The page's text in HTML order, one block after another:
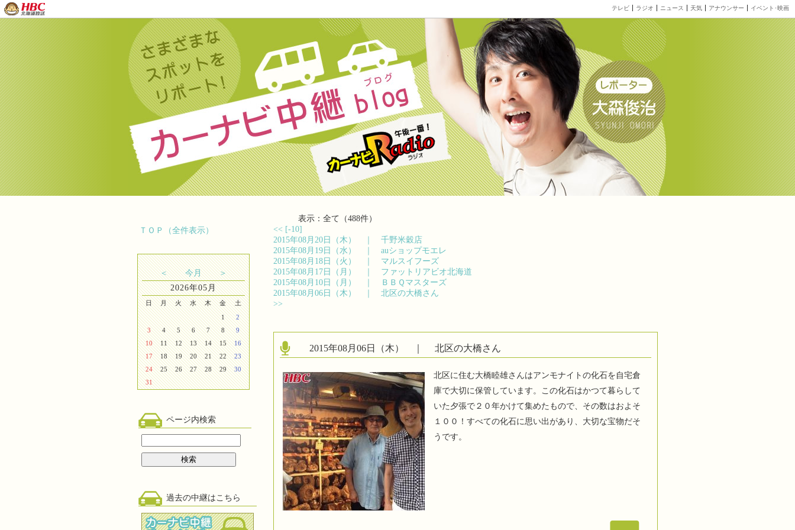
テレビ ラジオ ニュース 天気 アナウンサー イベント･映画
ＴＯＰ（全件表示）
＜ 今月
＞
2026年05月
日 月 火 水 木 金
土
1
2
3
4 5 6 7 8
9
10
11 12 13 14 15
16
17
18 19 20 21 22
23
24
25 26 27 28 29
30
31
ページ内検索
過去の中継はこちら
表示：全て（488件）
<< [-10]
2015年08月20日（木） ｜ 千野米穀店
2015年08月19日（水） ｜ auショップモエレ
2015年08月18日（火） ｜ マルスイフーズ
2015年08月17日（月） ｜ ファットリアビオ北海道
2015年08月10日（月） ｜
ＢＢＱマスターズ
2015年08月06日（木） ｜ 北区の大橋さん
>>
2015年08月06日（木） ｜ 北区の大橋さん
北区に住む大橋睦雄さんはアンモナイトの化石を自宅倉
庫で大切に保管しています。この化石はかつて暮らして
いた夕張で２０年かけて集めたもので、その数はおよそ
１００！すべての化石に思い出があり、大切な宝物だそ
うです。